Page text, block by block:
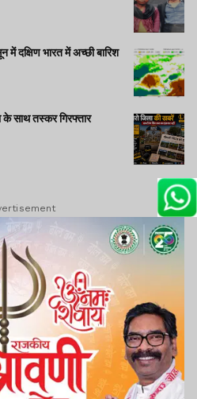
में दक्षिण भारत में अच्छी बारिश
साथ तस्कर गिरफ्तार